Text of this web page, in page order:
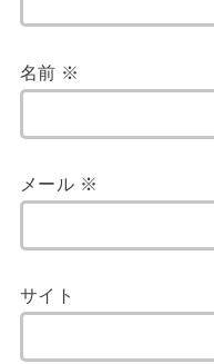
名前 ※
メール ※
サイト